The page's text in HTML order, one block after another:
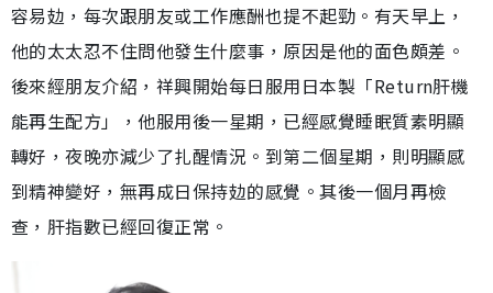
容易攰，每次跟朋友或工作應酬也提不起勁。有天早上，
他的太太忍不住問他發生什麼事，原因是他的面色頗差。
後來經朋友介紹，祥興開始每日服用日本製「Return肝機
能再生配方」，他服用後一星期，已經感覺睡眠質素明顯
轉好，夜晚亦減少了扎醒情況。到第二個星期，則明顯感
到精神變好，無再成日保持攰的感覺。其後一個月再檢
查，肝指數已經回復正常。